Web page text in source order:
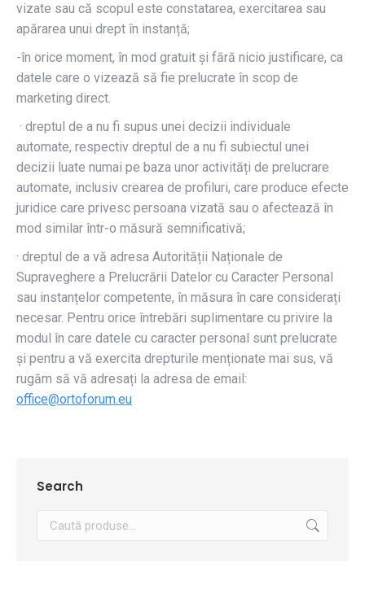
vizate sau că scopul este constatarea, exercitarea sau
apărarea unui drept în instanță;
-în orice moment, în mod gratuit și fără nicio justificare, ca
datele care o vizează să fie prelucrate în scop de
marketing direct.
· dreptul de a nu fi supus unei decizii individuale
automate, respectiv dreptul de a nu fi subiectul unei
decizii luate numai pe baza unor activități de prelucrare
automate, inclusiv crearea de profiluri, care produce efecte
juridice care privesc persoana vizată sau o afectează în
mod similar într-o măsură semnificativă;
· dreptul de a vă adresa Autorității Naționale de
Supraveghere a Prelucrării Datelor cu Caracter Personal
sau instanțelor competente, în măsura în care considerați
necesar. Pentru orice întrebări suplimentare cu privire la
modul în care datele cu caracter personal sunt prelucrate
și pentru a vă exercita drepturile menționate mai sus, vă
rugăm să vă adresați la adresa de email:
office@ortoforum.eu
Search